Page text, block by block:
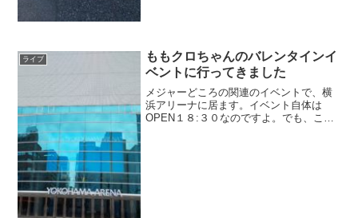
ライブ
ももクロちゃんのバレンタインイ
ベントに行ってきました
メジャーどころの関連のイベントで、横
浜アリーナに居ます。イベント自体は
OPEN１８:３０なのですよ。でも、こん